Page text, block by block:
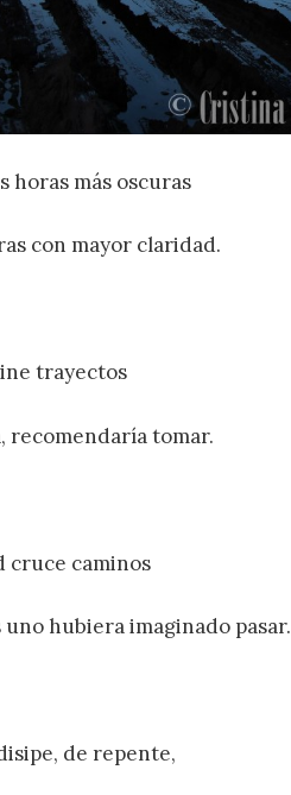
horas más oscuras
con mayor claridad.
trayectos
recomendaría tomar.
cruce caminos
uno hubiera imaginado pasar.
de repente,